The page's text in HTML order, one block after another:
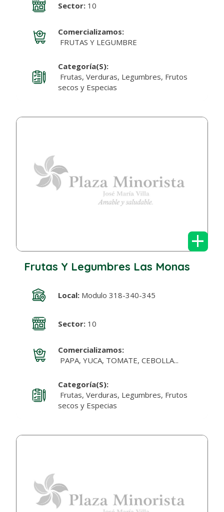
Sector:10
Comercializamos:
FRUTAS Y LEGUMBRE
Categoría(s):
Frutas, Verduras, Legumbres, Frutos
secos y Especias
+
Frutas Y Legumbres Las Monas
Local:Modulo 318-340-345
Sector:10
Comercializamos:
PAPA, YUCA, TOMATE, CEBOLLA...
Categoría(s):
Frutas, Verduras, Legumbres, Frutos
secos y Especias